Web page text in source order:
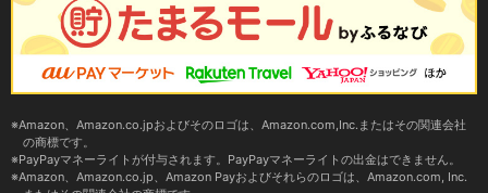
Amazon、Amazon.co.jpおよびそのロゴは、Amazon.com,Inc.またはその関連会社
の商標です。
PayPayマネーライトが付与されます。PayPayマネーライトの出金はできません。
Amazon、Amazon.co.jp、Amazon Payおよびそれらのロゴは、Amazon.com, Inc.